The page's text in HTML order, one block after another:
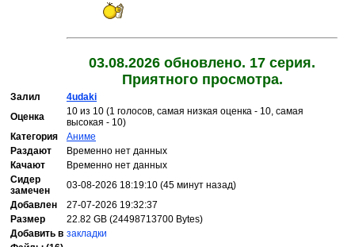
03.08.2026 обновлено. 17 серия.
Приятного просмотра.
Залил
4udaki
Оценка
10 из 10 (1 голосов, самая низкая оценка - 10, самая
высокая - 10)
Категория
Аниме
Раздают
Временно нет данных
Качают
Временно нет данных
Сидер
замечен
03-08-2026 18:19:10 (45 минут назад)
Добавлен
27-07-2026 19:32:37
Размер
22.82 GB (24498713700 Bytes)
Добавить в закладки